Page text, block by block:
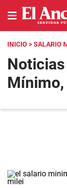
INICIO > SALARIO